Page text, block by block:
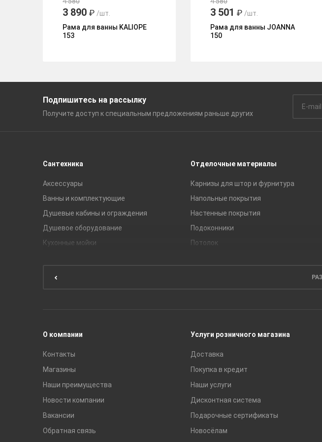
3 890 ₽ /шт.
Рама для ванны KALIOPE
153
3 501 ₽ /шт.
Рама для ванны JOANNA
150
Подпишитесь на рассылку
Получите доступ к специальным предложениям раньше других
Сантехника
Аксессуары
Ванны и комплектующие
Душевые кабины и ограждения
Душевое оборудование
Кухонные мойки
Отделочные материалы
Карнизы для штор и фурнитура
Напольные покрытия
Настенные покрытия
Подоконники
Потолок
О компании
Контакты
Магазины
Наши преимущества
Новости компании
Вакансии
Обратная связь
Услуги розничного магазина
Доставка
Покупка в кредит
Наши услуги
Дисконтная система
Подарочные сертификаты
Новосёлам